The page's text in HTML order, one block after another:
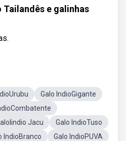
Tailandês e galinhas
Galo IndioGigante
Jacu
Galo IndioTuso
IndioBranco
Galo IndioPUVA